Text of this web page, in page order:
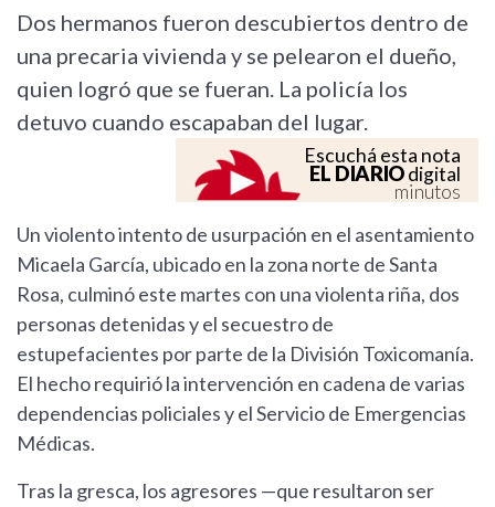
Dos hermanos fueron descubiertos dentro de
una precaria vivienda y se pelearon el dueño,
quien logró que se fueran. La policía los
detuvo cuando escapaban del lugar.
Escuchá esta nota
EL DIARIOdigital
minutos
Un violento intento de usurpación en el asentamiento
Micaela García, ubicado en la zona norte de Santa
Rosa, culminó este martes con una violenta riña, dos
personas detenidas y el secuestro de
estupefacientes por parte de la División Toxicomanía.
El hecho requirió la intervención en cadena de varias
dependencias policiales y el Servicio de Emergencias
Médicas.
Tras la gresca, los agresores —que resultaron ser